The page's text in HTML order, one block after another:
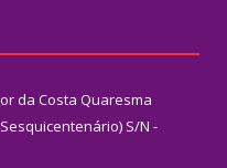
da Costa Quaresma
S/N -